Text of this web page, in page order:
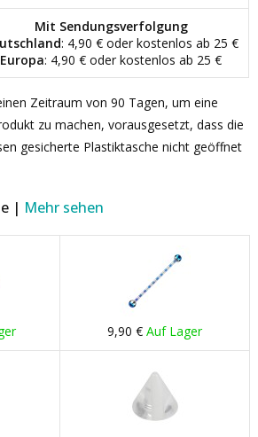
Mit Sendungsverfolgung
: 4,90 € oder kostenlos ab 25 €
Europa: 4,90 € oder kostenlos ab 25 €
Zeitraum von 90 Tagen, um eine
zu machen, vorausgesetzt, dass die
gesicherte Plastiktasche nicht geöffnet
| Mehr sehen
9,90 € Auf Lager